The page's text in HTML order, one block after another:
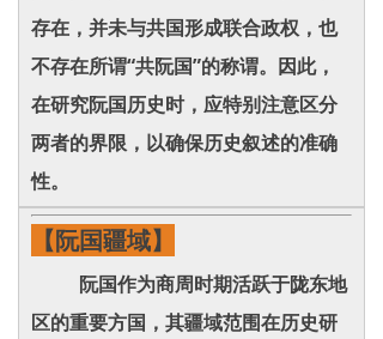
存在，并未与共国形成联合政权，也
不存在所谓“共阮国”的称谓。因此，
在研究阮国历史时，应特别注意区分
两者的界限，以确保历史叙述的准确
性。
【阮国疆域】
阮国作为商周时期活跃于陇东地
区的重要方国，其疆域范围在历史研